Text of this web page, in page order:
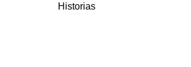
Historias